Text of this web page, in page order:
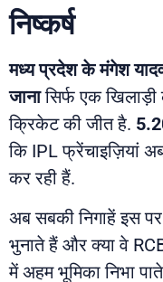
निष्कर्ष
मध्य प्रदेश के मंगेश
जानासिर्फ एक
क्रिकेट की जीत है.
कि IPL फ्रेंचाइज़ियां
कर रही हैं.
अब सबकी निगाहें इस
भुनाते हैं और क्या वे
में अहम भूमिका निभा